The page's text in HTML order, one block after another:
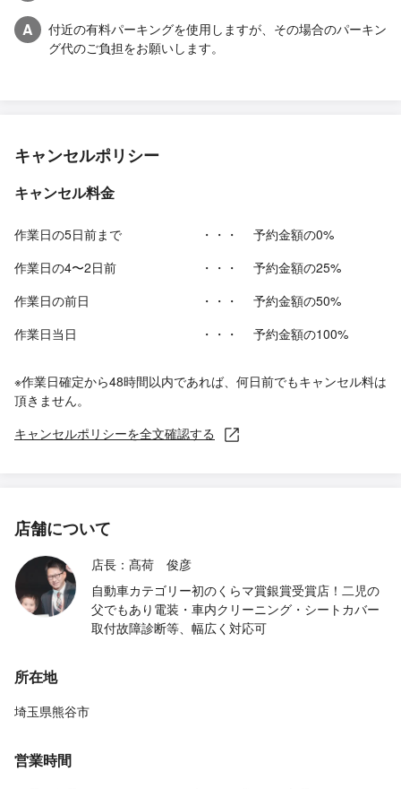
A
付近の有料パーキングを使用しますが、その場合のパーキン
グ代のご負担をお願いします。
キャンセルポリシー
キャンセル料金
作業日の5日前まで ・・・
予約金額の0%
作業日の4〜2日前
・・・
予約金額の25%
作業日の前日
・・・
予約金額の50%
作業日当日
・・・ 予約金額の100%
※作業日確定から48時間以内であれば、何日前でもキャンセル料は
頂きません。
キャンセルポリシーを全文確認する
店舗について
店長：髙荷 俊彦
自動車カテゴリー初のくらマ賞銀賞受賞店！二児の
父でもあり電装・車内クリーニング・シートカバー
取付故障診断等、幅広く対応可
所在地
埼玉県熊谷市
営業時間